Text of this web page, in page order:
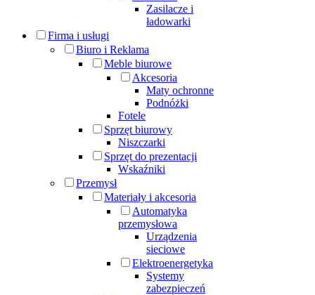
Zasilacze i
ładowarki
Firma i usługi
Biuro i Reklama
Meble biurowe
Akcesoria
Maty ochronne
Podnóżki
Fotele
Sprzęt biurowy
Niszczarki
Sprzęt do prezentacji
Wskaźniki
Przemysł
Materiały i akcesoria
Automatyka
przemysłowa
Urządzenia
sieciowe
Elektroenergetyka
Systemy
zabezpieczeń